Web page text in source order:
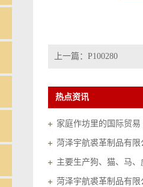
上一篇： P100280
热点资讯
家庭作坊里的国际贸易
菏泽宇航裘革制品有
菏泽宇航裘革制品有限